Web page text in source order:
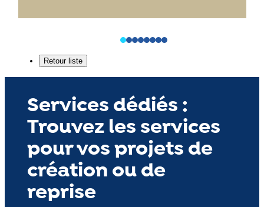
Services dédiés :
Trouvez les services
pour vos projets de
création ou de
reprise